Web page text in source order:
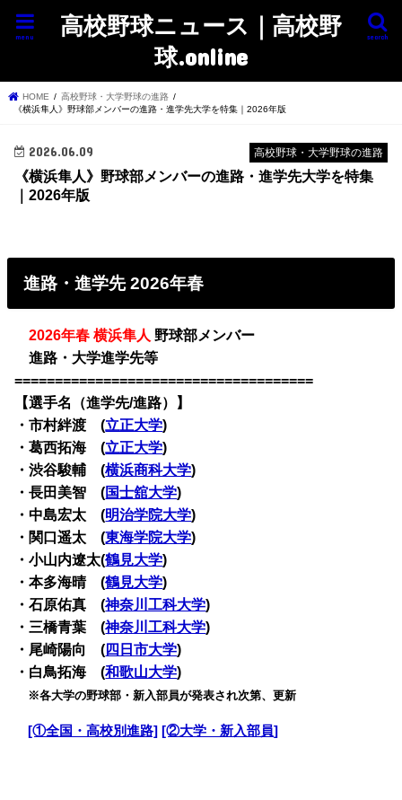
高校野球ニュース｜高校野
球.online
search
menu
HOME
高校野球・大学野球の進路
《横浜隼人》野球部メンバーの進路・進学先大学を特集｜2026年版
高校野球・大学野球の進路
2026.06.09
《横浜隼人》野球部メンバーの進路・進学先大学を特集
｜2026年版
進路・進学先 2026年春
・2026年春 横浜隼人 野球部メンバー
・進路・大学進学先等
=====================================
【選手名（進学先/進路）】
・市村絆渡 (立正大学)
・葛西拓海 (立正大学)
・渋谷駿輔 (横浜商科大学)
・長田美智 (国士舘大学)
・中島宏太 (明治学院大学)
・関口遥太 (東海学院大学)
・小山内遼太(鶴見大学)
・本多海晴 (鶴見大学)
・石原佑真 (神奈川工科大学)
・三橋青葉 (神奈川工科大学)
・尾崎陽向 (四日市大学)
・白鳥拓海 (和歌山大学)
※各大学の野球部・新入部員が発表され次第、更新
[①全国・高校別進路] [②大学・新入部員]